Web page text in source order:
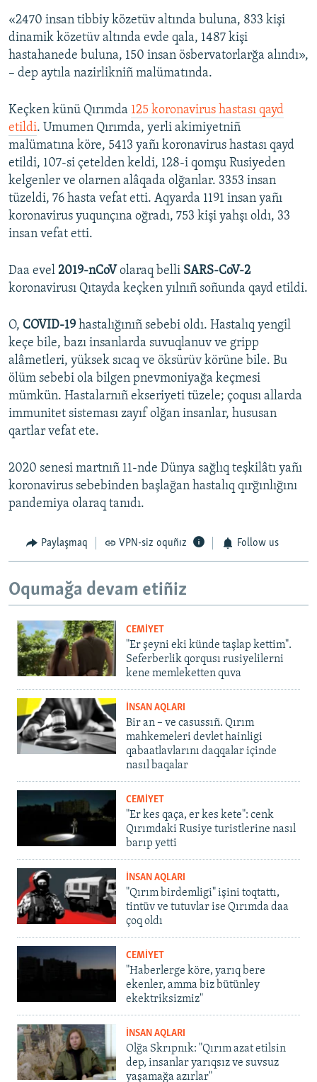
«2470 insan tibbiy közetüv altında buluna, 833 kişi
dinamik közetüv altında evde qala, 1487 kişi
hastahanede buluna, 150 insan ösbervatorlarğa alındı»,
– dep aytıla nazirlikniñ malümatında.
Keçken künü Qırımda 125 koronavirus hastası qayd
etildi. Umumen Qırımda, yerli akimiyetniñ
malümatına köre, 5413 yañı koronavirus hastası qayd
etildi, 107-si çetelden keldi, 128-i qomşu Rusiyeden
kelgenler ve olarnen alâqada olğanlar. 3353 insan
tüzeldi, 76 hasta vefat etti. Aqyarda 1191 insan yañı
koronavirus yuqunçına oğradı, 753 kişi yahşı oldı, 33
insan vefat etti.
Daa evel 2019-nCoV olaraq belli SARS-CoV-2
koronavirusı Qıtayda keçken yılnıñ soñunda qayd etildi.
O, COVID-19 hastalığınıñ sebebi oldı. Hastalıq yengil
keçe bile, bazı insanlarda suvuqlanuv ve gripp
alâmetleri, yüksek sıcaq ve öksürüv körüne bile. Bu
ölüm sebebi ola bilgen pnevmoniyağa keçmesi
mümkün. Hastalarnıñ ekseriyeti tüzele; çoqusı allarda
immunitet sisteması zayıf olğan insanlar, hususan
qartlar vefat ete.
2020 senesi martnıñ 11-nde Dünya sağlıq teşkilâtı yañı
koronavirus sebebinden başlağan hastalıq qırğınlığını
pandemiya olaraq tanıdı.
Paylaşmaq VPN-siz oquñız Follow us
Oqumağa devam etiñiz
CEMİYET
"Er şeyni eki künde taşlap kettim".
Seferberlik qorqusı rusiyelilerni
kene memleketten quva
İNSAN AQLARI
Bir an – ve casussıñ. Qırım
mahkemeleri devlet hainligi
qabaatlavlarını daqqalar içinde
nasıl baqalar
CEMİYET
"Er kes qaça, er kes kete": cenk
Qırımdaki Rusiye turistlerine nasıl
barıp yetti
İNSAN AQLARI
"Qırım birdemligi" işini toqtattı,
tintüv ve tutuvlar ise Qırımda daa
çoq oldı
CEMİYET
"Haberlerge köre, yarıq bere
ekenler, amma biz bütünley
ekektriksizmiz"
İNSAN AQLARI
Olğa Skrıpnık: "Qırım azat etilsin
dep, insanlar yarıqsız ve suvsuz
yaşamağa azırlar"